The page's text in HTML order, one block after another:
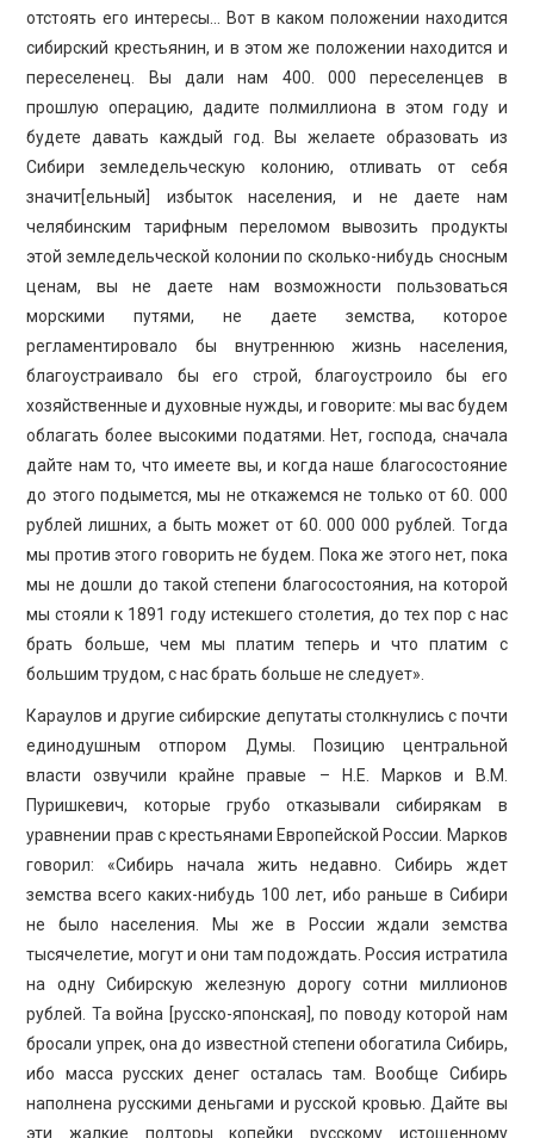
отстоять его интересы… Вот в каком положении находится
сибирский крестьянин, и в этом же положении находится и
переселенец. Вы дали нам 400. 000 переселенцев в
прошлую операцию, дадите полмиллиона в этом году и
будете давать каждый год. Вы желаете образовать из
Сибири земледельческую колонию, отливать от себя
значит[ельный] избыток населения, и не даете нам
челябинским тарифным переломом вывозить продукты
этой земледельческой колонии по сколько-нибудь сносным
ценам, вы не даете нам возможности пользоваться
морскими путями, не даете земства, которое
регламентировало бы внутреннюю жизнь населения,
благоустраивало бы его строй, благоустроило бы его
хозяйственные и духовные нужды, и говорите: мы вас будем
облагать более высокими податями. Нет, господа, сначала
дайте нам то, что имеете вы, и когда наше благосостояние
до этого подымется, мы не откажемся не только от 60. 000
рублей лишних, а быть может от 60. 000 000 рублей. Тогда
мы против этого говорить не будем. Пока же этого нет, пока
мы не дошли до такой степени благосостояния, на которой
мы стояли к 1891 году истекшего столетия, до тех пор с нас
брать больше, чем мы платим теперь и что платим с
большим трудом, с нас брать больше не следует».
Караулов и другие сибирские депутаты столкнулись с почти
единодушным отпором Думы. Позицию центральной
власти озвучили крайне правые – Н.Е. Марков и В.М.
Пуришкевич, которые грубо отказывали сибирякам в
уравнении прав с крестьянами Европейской России. Марков
говорил: «Сибирь начала жить недавно. Сибирь ждет
земства всего каких-нибудь 100 лет, ибо раньше в Сибири
не было населения. Мы же в России ждали земства
тысячелетие, могут и они там подождать. Россия истратила
на одну Сибирскую железную дорогу сотни миллионов
рублей. Та война [русско-японская], по поводу которой нам
бросали упрек, она до известной степени обогатила Сибирь,
ибо масса русских денег осталась там. Вообще Сибирь
наполнена русскими деньгами и русской кровью. Дайте вы
эти жалкие полторы копейки русскому истощенному